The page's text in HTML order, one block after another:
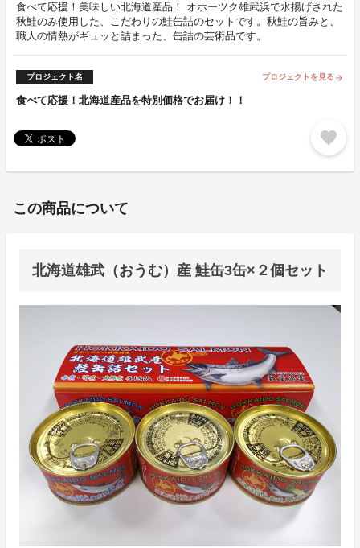
食べて応援！美味しい北海道産品！ オホーツク雄武浜で水揚げされた
秋鮭のみ使用した、こだわりの鮭缶詰のセットです。秋鮭の旨みと、
職人の情熱がギュッと詰まった、缶詰の芸術品です。
プロジェクト名 プロジェクトを見る arrow_forward
食べて応援！北海道産品を特別価格でお届け！！
favorite
この商品について
北海道雄武（おうむ）産 鮭缶3缶×２個セット